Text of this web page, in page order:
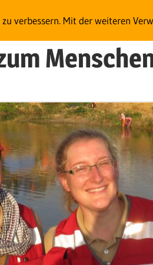
verbessern. Mit der weiteren